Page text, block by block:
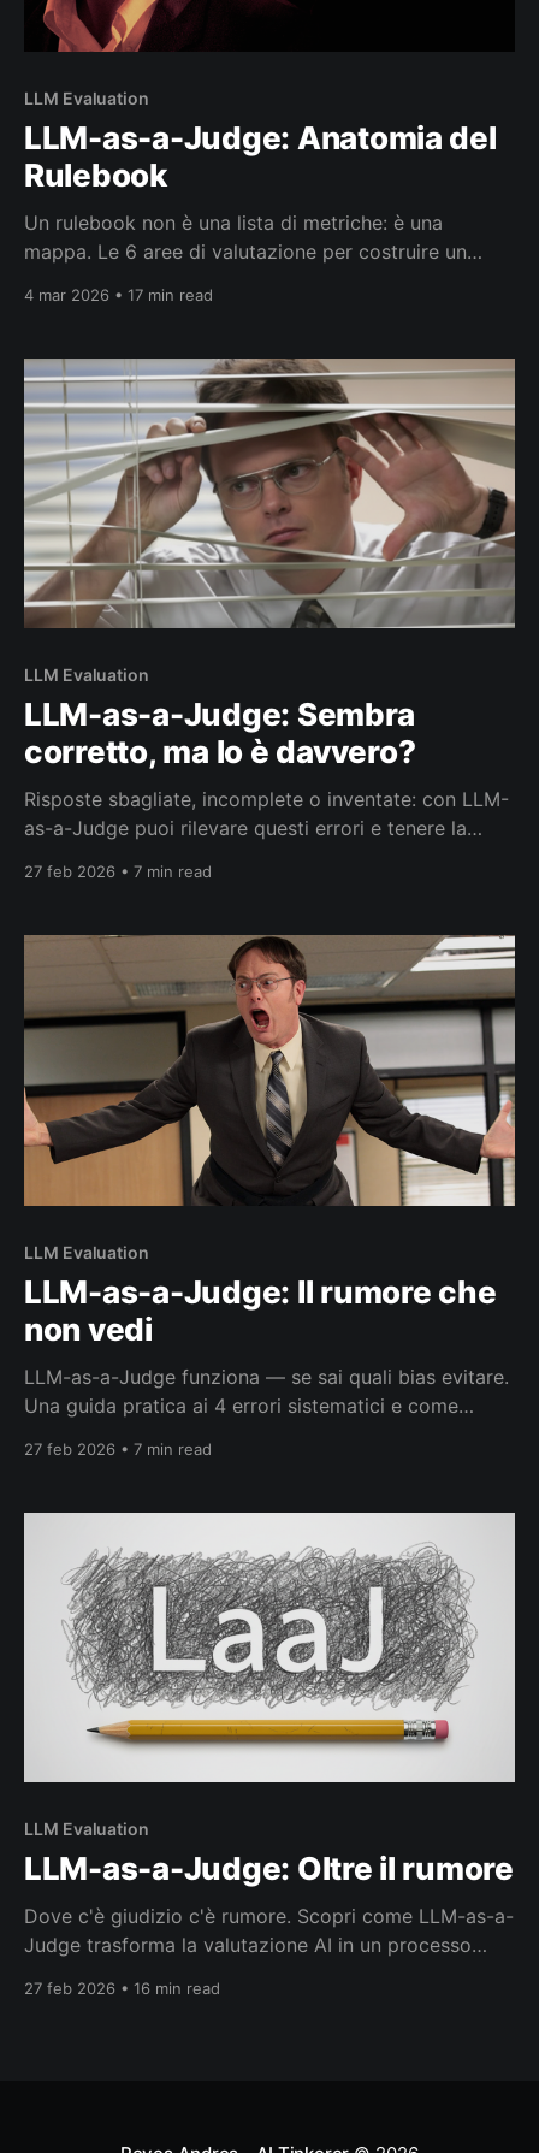
LLM Evaluation
LLM-as-a-Judge: Anatomia del
Rulebook
Un rulebook non è una lista di metriche: è una
mappa. Le 6 aree di valutazione per costruire un
4 mar 2026 • 17 min read
LLM Evaluation
LLM-as-a-Judge: Sembra
corretto, ma lo è davvero?
Risposte sbagliate, incomplete o inventate: con LLM-
as-a-Judge puoi rilevare questi errori e tenere la
27 feb 2026 • 7 min read
LLM Evaluation
LLM-as-a-Judge: Il rumore che
non vedi
LLM-as-a-Judge funziona — se sai quali bias evitare.
Una guida pratica ai 4 errori sistematici e come
27 feb 2026 • 7 min read
LLM Evaluation
LLM-as-a-Judge: Oltre il rumore
Dove c'è giudizio c'è rumore. Scopri come LLM-as-a-
Judge trasforma la valutazione AI in un processo
27 feb 2026 • 16 min read